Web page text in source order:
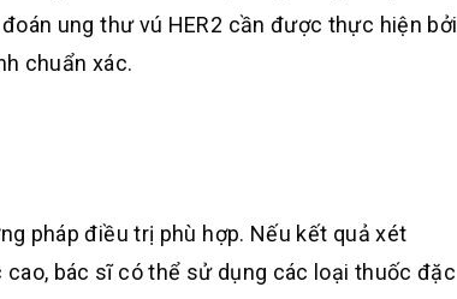
ung thư vú HER2 cần được thực hiện bởi
chuẩn xác.
pháp điều trị phù hợp. Nếu kết quả xét
bác sĩ có thể sử dụng các loại thuốc đặc